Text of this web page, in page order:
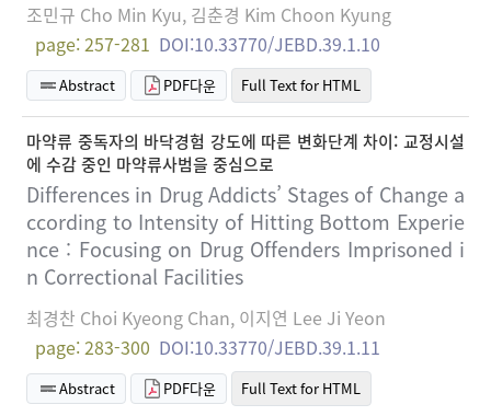
조민규 Cho Min Kyu, 김춘경 Kim Choon Kyung
page: 257-281 DOI:10.33770/JEBD.39.1.10
Abstract PDF다운 Full Text for HTML
마약류 중독자의 바닥경험 강도에 따른 변화단계 차이: 교정시설
에 수감 중인 마약류사범을 중심으로
Differences in Drug Addicts’ Stages of Change a
ccording to Intensity of Hitting Bottom Experie
nce : Focusing on Drug Offenders Imprisoned i
n Correctional Facilities
최경찬 Choi Kyeong Chan, 이지연 Lee Ji Yeon
page: 283-300 DOI:10.33770/JEBD.39.1.11
Abstract PDF다운 Full Text for HTML